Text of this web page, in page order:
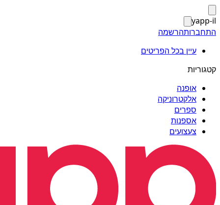
yapp-il
התחברותהרשמה
עיין בכל הפריטים
קטגוריות
אופנה
אלקטרוניקה
ספרים
אספנות
צעצועים